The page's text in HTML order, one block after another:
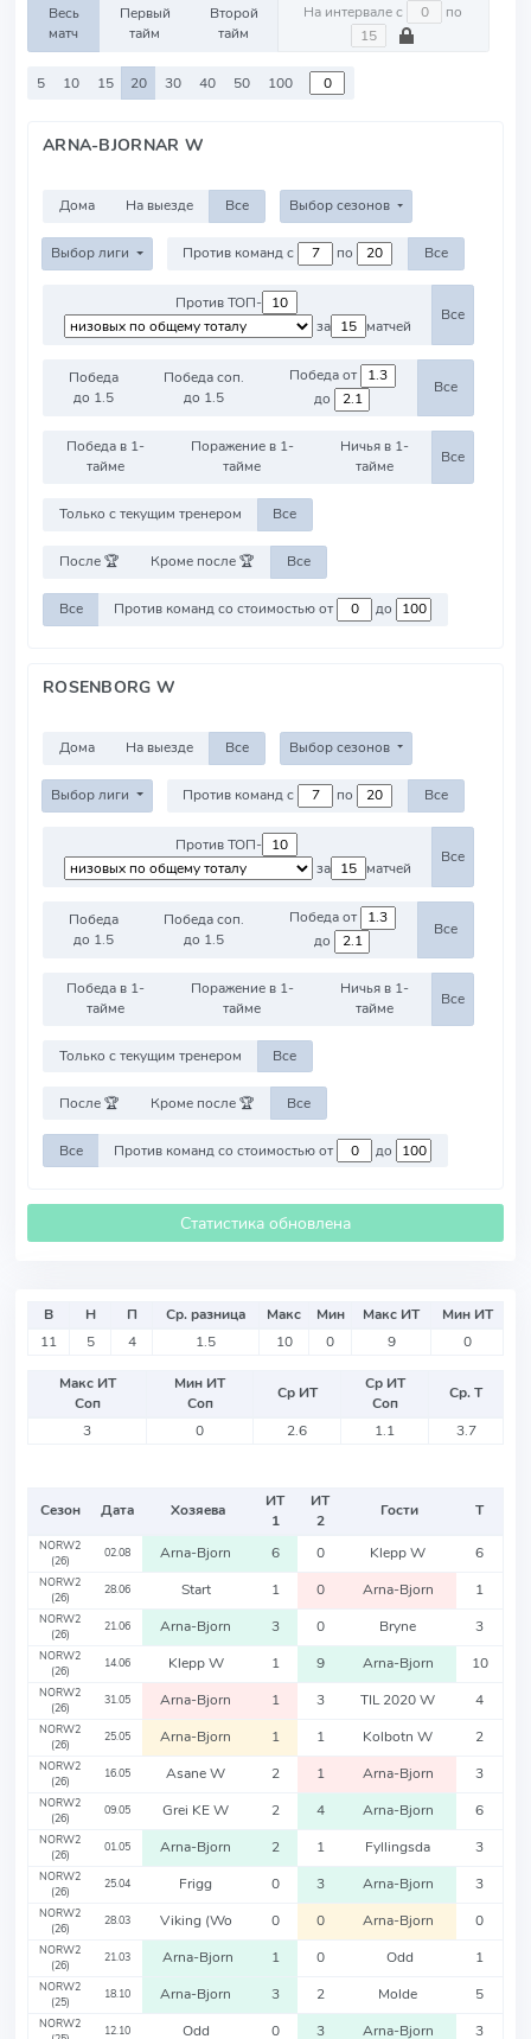
Весь
матч
Первый
тайм
Второй
тайм
На интервале с по
5 10 15 20 30 40 50 100
ARNA-BJORNAR W
Дома На выезде Все Выбор сезонов
Выбор лиги Против команд с по Все
Против ТОП-
за
матчей
Все
Победа
до 1.5
Победа соп.
до 1.5
Победа от
до
Все
Победа в 1-
тайме
Поражение в 1-
тайме
Ничья в 1-
тайме
Все
Только с текущим тренером Все
После 🏆 Кроме после 🏆 Все
Все Против команд со стоимостью от до
ROSENBORG W
Дома На выезде Все Выбор сезонов
Выбор лиги Против команд с по Все
Против ТОП-
за
матчей
Все
Победа
до 1.5
Победа соп.
до 1.5
Победа от
до
Все
Победа в 1-
тайме
Поражение в 1-
тайме
Ничья в 1-
тайме
Все
Только с текущим тренером Все
После 🏆 Кроме после 🏆 Все
Все Против команд со стоимостью от до
Статистика обновлена
В Н П Ср. разница Макс Мин Макс ИТ
Мин ИТ
11
5 4 1.5 10 0 9 0
Макс ИТ
Соп
Мин ИТ
Соп
Ср ИТ
Ср ИТ
Соп
Ср. Т
3
0 2.6 1.1 3.7
Сезон Дата Хозяева
ИТ
1
ИТ
2
Гости Т
NORW2
(26)
02.08 Arna-Bjorn 6 0 Klepp W 6
NORW2
(26)
28.06 Start 1 0 Arna-Bjorn 1
NORW2
(26)
21.06 Arna-Bjorn 3 0 Bryne 3
NORW2
(26)
14.06 Klepp W 1 9 Arna-Bjorn 10
NORW2
(26)
31.05 Arna-Bjorn 1 3 TIL 2020 W 4
NORW2
(26)
25.05 Arna-Bjorn 1 1 Kolbotn W 2
NORW2
(26)
16.05 Asane W 2 1 Arna-Bjorn 3
NORW2
(26)
09.05 Grei KE W 2 4 Arna-Bjorn 6
NORW2
(26)
01.05 Arna-Bjorn 2 1 Fyllingsda 3
NORW2
(26)
25.04 Frigg 0 3 Arna-Bjorn 3
NORW2
(26)
28.03 Viking (Wo 0 0 Arna-Bjorn 0
NORW2
(26)
21.03 Arna-Bjorn 1 0 Odd 1
NORW2
(25)
18.10 Arna-Bjorn 3 2 Molde 5
NORW2
12.10 Odd 0 3 Arna-Bjorn 3